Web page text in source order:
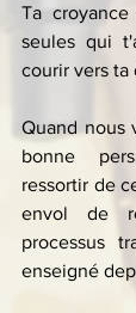
Ta
seules qui
courir vers ta
Quand nous
bonne
ressortir de
envol de
processus
enseigné